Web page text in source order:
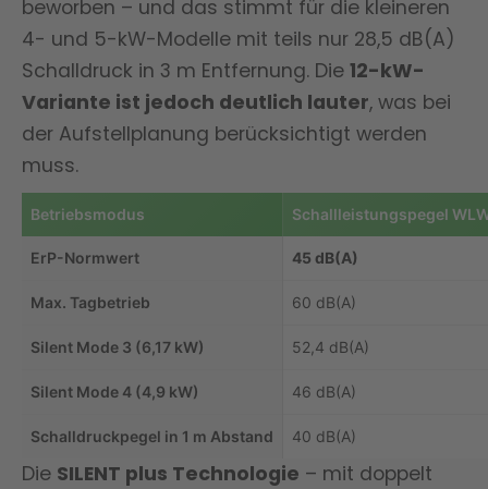
beworben – und das stimmt für die kleineren
4- und 5-kW-Modelle mit teils nur 28,5 dB(A)
Schalldruck in 3 m Entfernung. Die 12-kW-
Variante ist jedoch deutlich lauter, was bei
der Aufstellplanung berücksichtigt werden
muss.
Betriebsmodus Schallleistungspegel
ErP-Normwert 45 dB(A)
Max. Tagbetrieb 60 dB(A)
Silent Mode 3 (6,17 kW) 52,4 dB(A)
Silent Mode 4 (4,9 kW) 46 dB(A)
Schalldruckpegel in 1 m Abstand 40 dB(A)
Die SILENT plus Technologie – mit doppelt